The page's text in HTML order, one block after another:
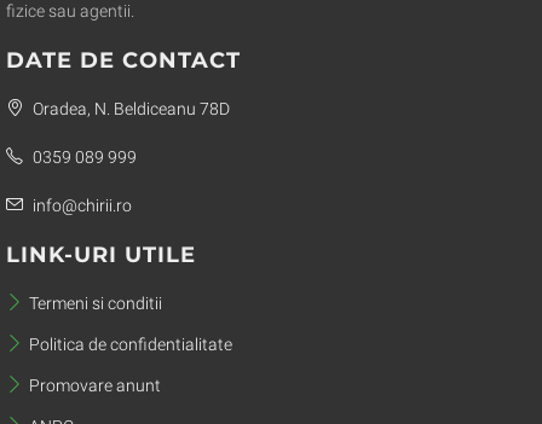
fizice sau agentii.
DATE DE CONTACT
Oradea, N. Beldiceanu 78D
0359 089 999
info@chirii.ro
LINK-URI UTILE
Termeni si conditii
Politica de confidentialitate
Promovare anunt